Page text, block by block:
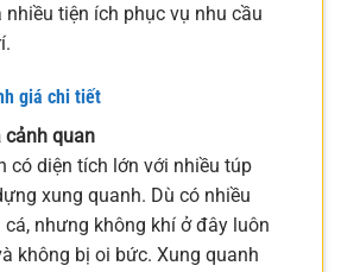
tiện ích phục vụ nhu cầu
giá chi tiết
cảnh quan
có diện tích lớn với nhiều túp
xung quanh. Dù có nhiều
nhưng không khí ở đây luôn
không bị oi bức. Xung quanh